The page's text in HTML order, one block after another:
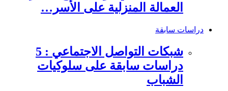
العمالة المنزلية على الأسر…
دراسات سابقة
شبكات التواصل الاجتماعي : 5
دراسات سابقة على سلوكيات
الشباب